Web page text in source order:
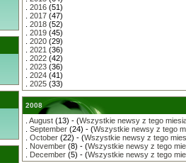
2016 (51)
2017 (47)
2018 (52)
2019 (45)
2020 (29)
2021 (36)
2022 (42)
2023 (36)
2024 (41)
2025 (33)
2008
August (13) - (Wszystkie newsy z tego
September (24) - (Wszystkie newsy z tego
October (22) - (Wszystkie newsy z tego
November (8) - (Wszystkie newsy z tego
December (5) - (Wszystkie newsy z tego